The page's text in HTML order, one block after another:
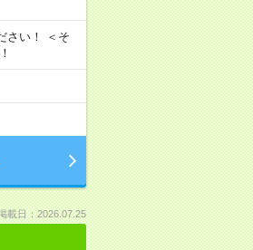
さい！ ＜そ
載日：2026.07.25